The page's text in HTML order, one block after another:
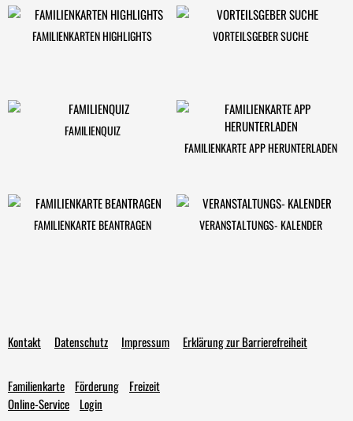
Kontakt Datenschutz Impressum Erklärung zur Barrierefreiheit
Familienkarte Förderung
Freizeit
Online-Service
Login
FAMILIENKARTEN HIGHLIGHTS VORTEILSGEBER SUCHE
FAMILIENQUIZ
FAMILIENKARTE APP HERUNTERLADEN
FAMILIENKARTE BEANTRAGEN VERANSTALTUNGS- KALENDER